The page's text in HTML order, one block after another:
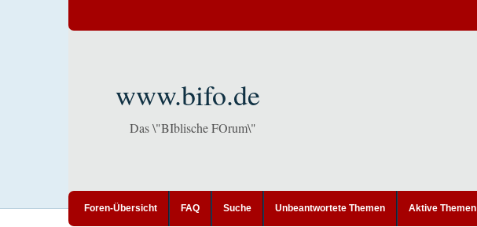
www.bifo.de
Das \"BIblische FOrum\"
Foren-Übersicht FAQ Suche Unbeantwortete Themen Aktive Themen